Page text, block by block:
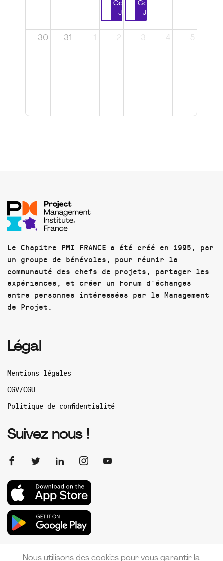
Complexes
- Jour 1
Complexes
- Jour 2
30 31 1 2 3 4 5
Le Chapitre PMI FRANCE a été créé en 1995, par
un groupe de bénévoles, pour réunir la
communauté des chefs de projets, partager les
expériences, et créer un Forum d'échanges
entre personnes intéressées par le Management
de Projet.
Légal
Mentions légales
CGV/CGU
Politique de confidentialité
Suivez nous !
Nous utilisons des cookies pour vous garantir la